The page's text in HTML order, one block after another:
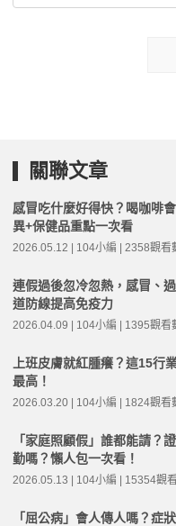
關聯文章
感冒吃什麼好得快？喝咖啡
異+保健品重點一次看
2026.05.12 | 104小編 | 2358觀看
連假過後忽冷忽熱，感冒、
道防線提高免疫力
2026.04.09 | 104小編 | 1395觀看
上班皮膚就紅腫癢？這15行
最高！
2026.03.20 | 104小編 | 1824觀看
「家庭照顧假」誰都能請？
勤嗎？懶人包一次看！
2026.05.13 | 104小編 | 15354觀
「屈公病」會人傳人嗎？症